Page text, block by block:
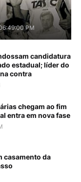
PM
candidatura
estadual; líder do
contra
chegam ao fim
entra em nova fase
casamento da